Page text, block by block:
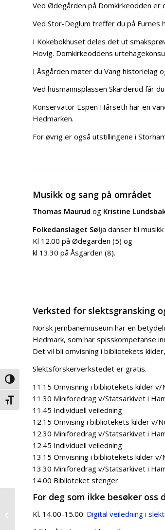
Veksle høykontrast
Veksle skriftstørrelse
Ved Ødegården på Domkirkeodden
Ved Stor-Deglum treffer du på Furnes
I Kokebokhuset deles det ut
Hovig. Domkirkeoddens
I Åsgården møter du Vang historielag
Ved husmannsplassen Skarderud får
Konservator Espen Hårseth har en
Hedmarken.
For øvrig er også utstillingene i
Musikk og sang på området
Thomas Maurud og Kristine
Folkedanslaget Sølja danser til
Kl 12.00 på Ødegarden (5) og
kl 13.30 på Åsgarden (8).
Verksted for slektsgransking
Norsk jernbanemuseum har en
Hedmark, som har spisskompetanse
Det vil bli omvisning i bibliotekets
Slektsforskerverkstedet er gratis.
11.15 Omvisning i bibliotekets kilder
11.30 Miniforedrag v/Statsarkivet i
11.45 Individuell veiledning
12.15 Omvising i bibliotekets kilder v/
12.30 Miniforedrag v/Statsarkivet i
12.45 Individuell veiledning
13.15 Omvisning i bibliotekets kilder
13.30 Miniforedrag v/Statsarkivet i
14.00 Biblioteket stenger
For deg som ikke besøker
Kl. 14.00-15.00: Digital veiledning i
Persontog på
Solørbanen for en dag